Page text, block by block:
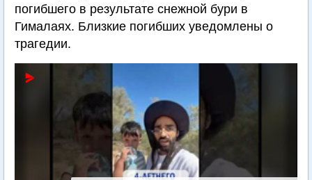
погибшего в результате снежной бури в
Гималаях. Близкие погибших уведомлены о
трагедии.